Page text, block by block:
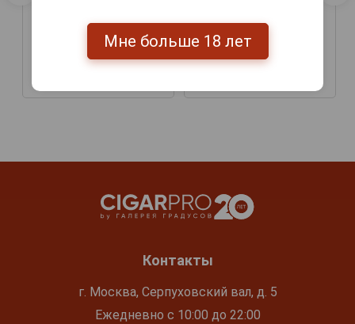
Сигары Oliva Serie V
Belicoso
Сигары Oliva Serie V
Melanio Double Toro
Контакты
г. Москва, Серпуховский вал, д. 5
Ежедневно с 10:00 до 22:00
Мне больше 18 лет